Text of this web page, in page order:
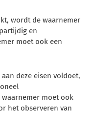
wordt de waarnemer
en
moet ook een
deze eisen voldoet,
moet ook
het observeren van